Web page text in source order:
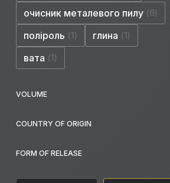
очисник металевого пилу 6
поліроль 1 глина 1
вата 1
VOLUME
COUNTRY OF ORIGIN
FORM OF RELEASE